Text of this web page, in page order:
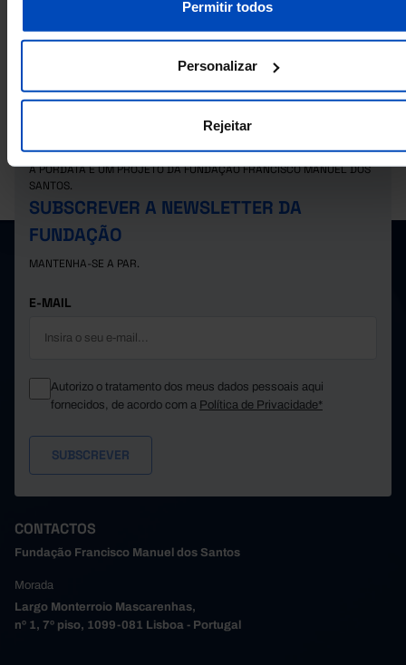
Permitir todos
Personalizar
Rejeitar
Beneficiários do subsídio social de desemprego da Segurança Social:
sexo em Portugal
A PORDATA É UM PROJETO DA FUNDAÇÃO FRANCISCO MANUEL DOS
SANTOS.
SUBSCREVER A NEWSLETTER DA
FUNDAÇÃO
MANTENHA-SE A PAR.
E-MAIL
Autorizo o tratamento dos meus dados pessoais aqui
fornecidos, de acordo com a Política de Privacidade*
CONTACTOS
Fundação Francisco Manuel dos Santos
Morada
Largo Monterroio Mascarenhas,
nº 1, 7º piso, 1099-081 Lisboa - Portugal